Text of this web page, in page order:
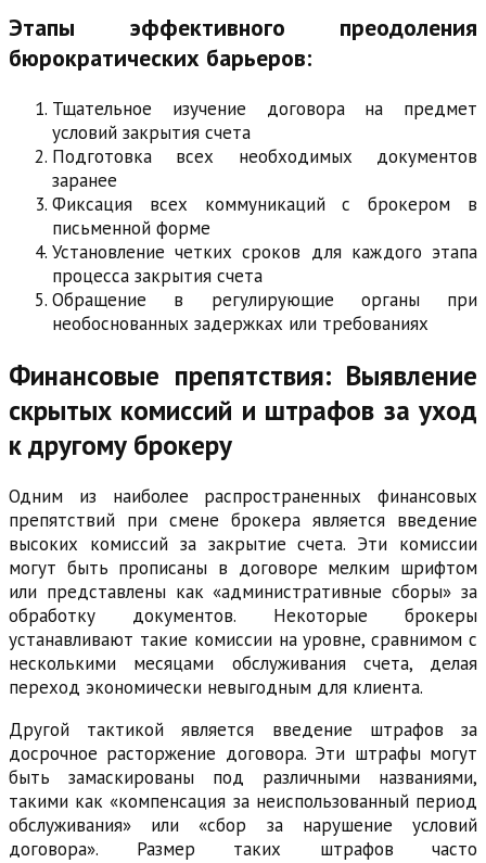
Этапы эффективного преодоления
бюрократических барьеров:
Тщательное изучение договора на предмет
условий закрытия счета
Подготовка всех необходимых документов
заранее
Фиксация всех коммуникаций с брокером в
письменной форме
Установление четких сроков для каждого этапа
процесса закрытия счета
Обращение в регулирующие органы при
необоснованных задержках или требованиях
Финансовые препятствия: Выявление
скрытых комиссий и штрафов за уход
к другому брокеру
Одним из наиболее распространенных финансовых
препятствий при смене брокера является введение
высоких комиссий за закрытие счета. Эти комиссии
могут быть прописаны в договоре мелким шрифтом
или представлены как «административные сборы» за
обработку документов. Некоторые брокеры
устанавливают такие комиссии на уровне, сравнимом с
несколькими месяцами обслуживания счета, делая
переход экономически невыгодным для клиента.
Другой тактикой является введение штрафов за
досрочное расторжение договора. Эти штрафы могут
быть замаскированы под различными названиями,
такими как «компенсация за неиспользованный период
обслуживания» или «сбор за нарушение условий
договора». Размер таких штрафов часто